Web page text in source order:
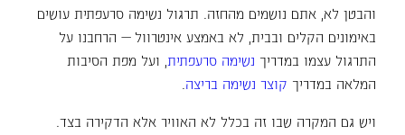
והבטן לא, אתם נושמים מהחזה. תרגול נשימה סרעפתית עושים
באימונים הקלים ובבית, לא באמצע אינטרוול — הרחבנו על
התרגול עצמו במדריך נשימה סרעפתית , ועל מפת הסיבות
המלאה במדריך קוצר נשימה בריצה
ויש גם המקרה שבו זה בכלל לא האוויר אלא הדקירה בצד.